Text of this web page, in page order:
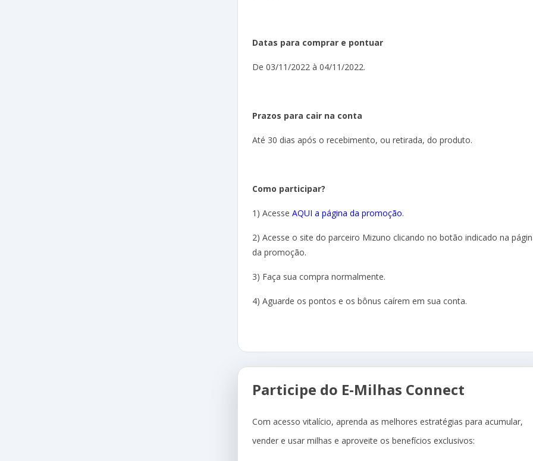
Datas para comprar e pontuar
De 03/11/2022 à 04/11/2022.
Prazos para cair na conta
Até 30 dias após o recebimento, ou retirada, do produto.
Como participar?
1) Acesse AQUI a página da promoção.
2) Acesse o site do parceiro Mizuno clicando no botão indicado na
da promoção.
3) Faça sua compra normalmente.
4) Aguarde os pontos e os bônus caírem em sua conta.
Participe do E-Milhas Connect
Com acesso vitalício, aprenda as melhores estratégias para acumular,
vender e usar milhas e aproveite os benefícios exclusivos: